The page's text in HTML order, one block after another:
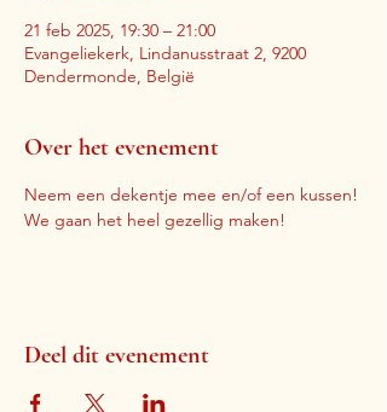
21 feb 2025, 19:30 – 21:00
Evangeliekerk, Lindanusstraat 2, 9200
Dendermonde, België
Over het evenement
Neem een dekentje mee en/of een kussen!
We gaan het heel gezellig maken!
Deel dit evenement